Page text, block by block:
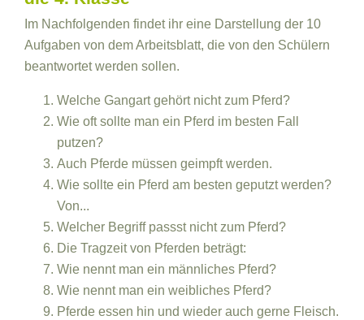
Im Nachfolgenden findet ihr eine Darstellung der 10
Aufgaben von dem Arbeitsblatt, die von den Schülern
beantwortet werden sollen.
Welche Gangart gehört nicht zum Pferd?
Wie oft sollte man ein Pferd im besten Fall
putzen?
Auch Pferde müssen geimpft werden.
Wie sollte ein Pferd am besten geputzt werden?
Von...
Welcher Begriff passst nicht zum Pferd?
Die Tragzeit von Pferden beträgt:
Wie nennt man ein männliches Pferd?
Wie nennt man ein weibliches Pferd?
Pferde essen hin und wieder auch gerne Fleisch.